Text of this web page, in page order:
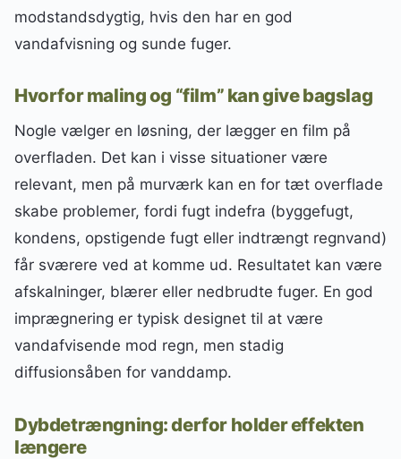
modstandsdygtig, hvis den har en god
vandafvisning og sunde fuger.
Hvorfor maling og “film” kan give bagslag
Nogle vælger en løsning, der lægger en film på
overfladen. Det kan i visse situationer være
relevant, men på murværk kan en for tæt overflade
skabe problemer, fordi fugt indefra (byggefugt,
kondens, opstigende fugt eller indtrængt regnvand)
får sværere ved at komme ud. Resultatet kan være
afskalninger, blærer eller nedbrudte fuger. En god
imprægnering er typisk designet til at være
vandafvisende mod regn, men stadig
diffusionsåben for vanddamp.
Dybdetrængning: derfor holder effekten
længere